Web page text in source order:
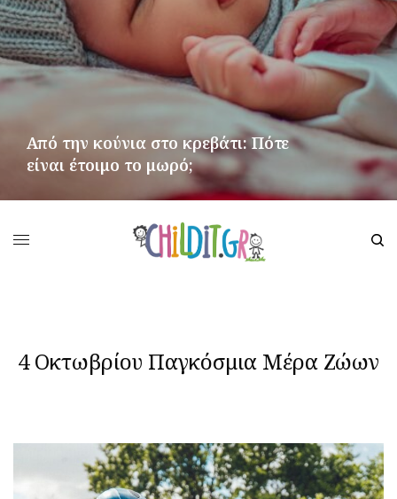
Από την κούνια στο κρεβάτι: Πότε
είναι έτοιμο το μωρό;
4 Οκτωβρίου Παγκόσμια Μέρα Ζώων